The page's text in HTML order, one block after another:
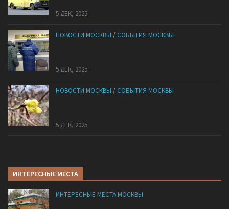
5 ДЕК, 2025
НОВОСТИ МОСКВЫ / СОБЫТИЯ МОСКВЫ
5 ДЕК, 2025
НОВОСТИ МОСКВЫ / СОБЫТИЯ МОСКВЫ
5 ДЕК, 2025
ИНТЕРЕСНЫЕ МЕСТА
ИНТЕРЕСНЫЕ МЕСТА МОСКВЫ